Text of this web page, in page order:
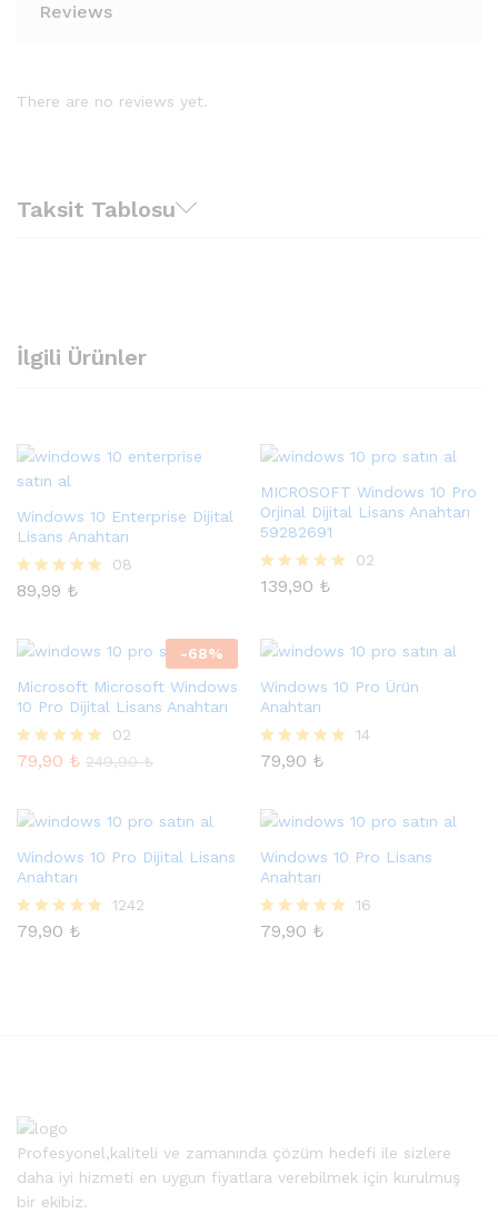
Reviews
There are no reviews yet.
Taksit Tablosu
İlgili Ürünler
Windows 10 Enterprise Dijital
Lisans Anahtarı
5 üzerinden
08
89,99 ₺
MICROSOFT Windows 10 Pro
Orjinal Dijital Lisans Anahtarı
59282691
5 üzerinden
02
139,90 ₺
-68%
Microsoft Microsoft Windows
10 Pro Dijital Lisans Anahtarı
5 üzerinden
02
79,90 ₺ 249,90₺
Windows 10 Pro Ürün
Anahtarı
5 üzerinden
14
79,90 ₺
Windows 10 Pro Dijital Lisans
Anahtarı
5 üzerinden
1242
79,90 ₺
Windows 10 Pro Lisans
Anahtarı
5 üzerinden
16
79,90 ₺
Profesyonel,kaliteli ve zamanında çözüm hedefi ile sizlere
daha iyi hizmeti en uygun fiyatlara verebilmek için kurulmuş
bir ekibiz.